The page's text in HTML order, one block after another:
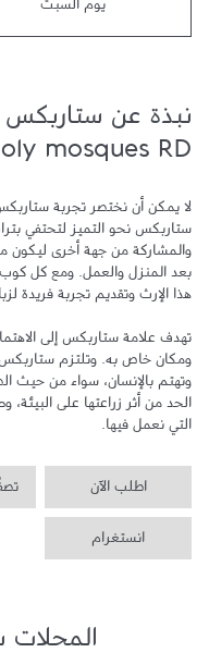
يوم السبت
mosques RD
التي نعمل فيها.
اطلب الآن
انستغرام